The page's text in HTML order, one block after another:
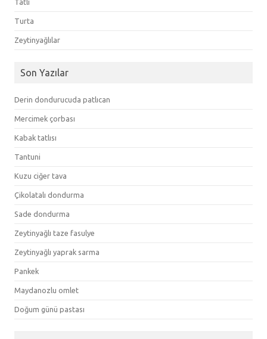
Tatlı
Turta
Zeytinyağlılar
Son Yazılar
Derin dondurucuda patlıcan
Mercimek çorbası
Kabak tatlısı
Tantuni
Kuzu ciğer tava
Çikolatalı dondurma
Sade dondurma
Zeytinyağlı taze fasulye
Zeytinyağlı yaprak sarma
Pankek
Maydanozlu omlet
Doğum günü pastası